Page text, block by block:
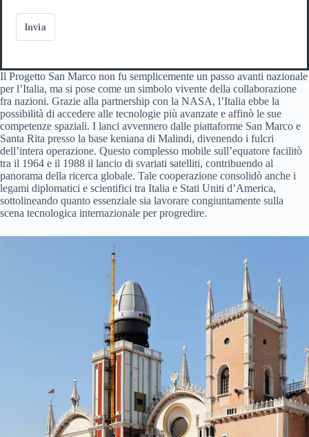
Invia
Il Progetto San Marco non fu semplicemente un passo avanti nazionale
per l’Italia, ma si pose come un simbolo vivente della collaborazione
fra nazioni. Grazie alla partnership con la NASA, l’Italia ebbe la
possibilità di accedere alle tecnologie più avanzate e affinò le sue
competenze spaziali. I lanci avvennero dalle piattaforme San Marco e
Santa Rita presso la base keniana di Malindi, divenendo i fulcri
dell’intera operazione. Questo complesso mobile sull’equatore facilitò
tra il 1964 e il 1988 il lancio di svariati satelliti, contribuendo al
panorama della ricerca globale. Tale cooperazione consolidò anche i
legami diplomatici e scientifici tra Italia e Stati Uniti d’America,
sottolineando quanto essenziale sia lavorare congiuntamente sulla
scena tecnologica internazionale per progredire.